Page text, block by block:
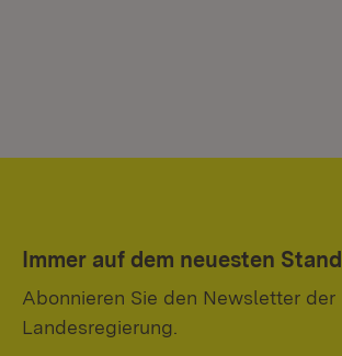
Immer auf dem neuesten Stand
Abonnieren Sie den Newsletter der
Landesregierung.